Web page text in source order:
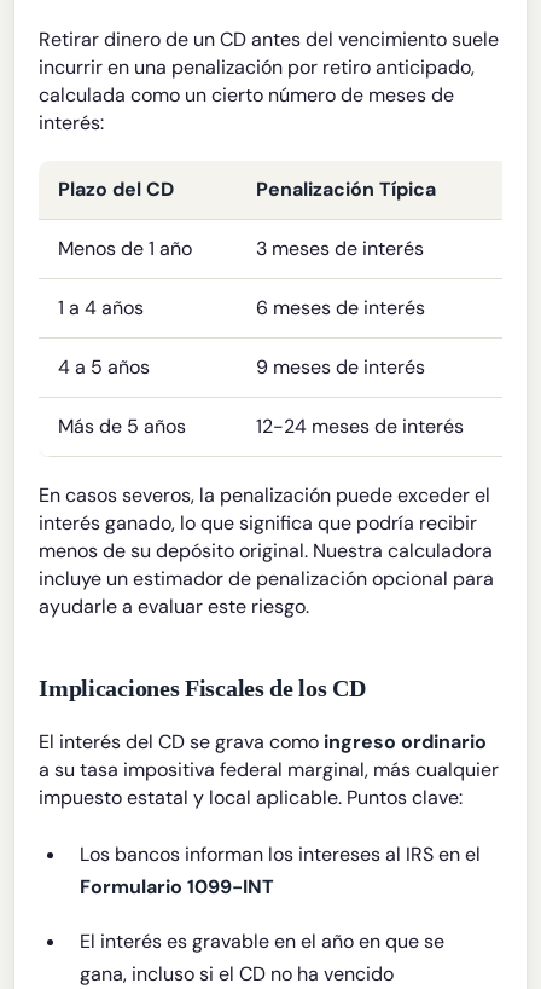
Retirar dinero de un CD antes del vencimiento suele
incurrir en una penalización por retiro anticipado,
calculada como un cierto número de meses de
interés:
Plazo del CD Penalización Típica
Menos de 1 año 3 meses de interés
1 a 4 años 6 meses de interés
4 a 5 años 9 meses de interés
Más de 5 años 12-24 meses de interés
En casos severos, la penalización puede exceder el
interés ganado, lo que significa que podría recibir
menos de su depósito original. Nuestra calculadora
incluye un estimador de penalización opcional para
ayudarle a evaluar este riesgo.
Implicaciones Fiscales de los CD
El interés del CD se grava como ingreso ordinario
a su tasa impositiva federal marginal, más cualquier
impuesto estatal y local aplicable. Puntos clave:
Los bancos informan los intereses al IRS en el
Formulario 1099-INT
El interés es gravable en el año en que se
gana, incluso si el CD no ha vencido